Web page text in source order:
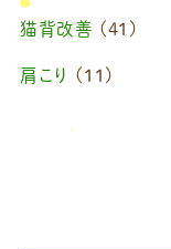
猫背改善 (41)
肩こり (11)